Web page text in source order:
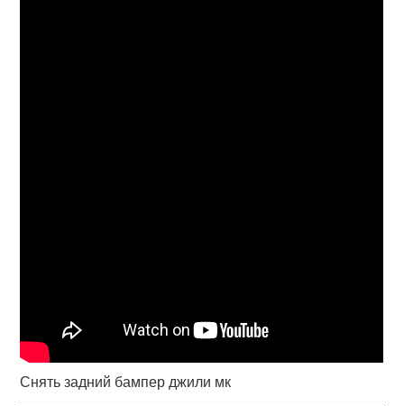
Снять задний бампер джили мк